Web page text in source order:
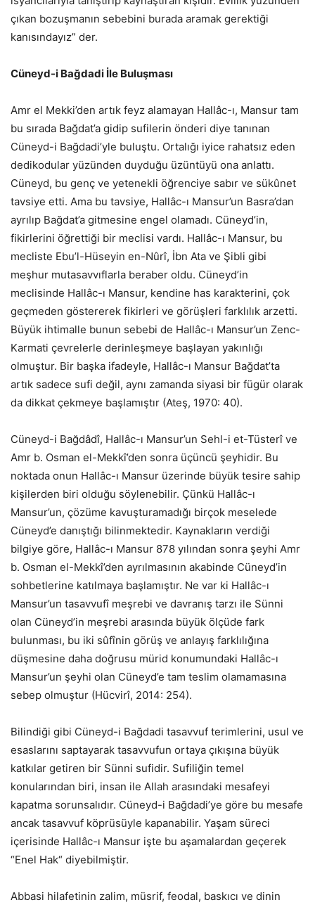
çıkan bozuşmanın sebebini burada aramak gerektiği
kanısındayız” der.
Cüneyd-i Bağdadi İle Buluşması
Amr el Mekki’den artık feyz alamayan Hallâc-ı, Mansur tam
bu sırada Bağdat’a gidip sufilerin önderi diye tanınan
Cüneyd-i Bağdadi’yle buluştu. Ortalığı iyice rahatsız eden
dedikodular yüzünden duyduğu üzüntüyü ona anlattı.
Cüneyd, bu genç ve yetenekli öğrenciye sabır ve sükûnet
tavsiye etti. Ama bu tavsiye, Hallâc-ı Mansur’un Basra’dan
ayrılıp Bağdat’a gitmesine engel olamadı. Cüneyd’in,
fikirlerini öğrettiği bir meclisi vardı. Hallâc-ı Mansur, bu
mecliste Ebu’l-Hüseyin en-Nûrî, İbn Ata ve Şibli gibi
meşhur mutasavvıflarla beraber oldu. Cüneyd’in
meclisinde Hallâc-ı Mansur, kendine has karakterini, çok
geçmeden göstererek fikirleri ve görüşleri farklılık arzetti.
Büyük ihtimalle bunun sebebi de Hallâc-ı Mansur’un Zenc-
Karmati çevrelerle derinleşmeye başlayan yakınlığı
olmuştur. Bir başka ifadeyle, Hallâc-ı Mansur Bağdat’ta
artık sadece sufi değil, aynı zamanda siyasi bir fügür olarak
da dikkat çekmeye başlamıştır (Ateş, 1970: 40).
Cüneyd-i Bağdâdî, Hallâc-ı Mansur’un Sehl-i et-Tüsterî ve
Amr b. Osman el-Mekkî’den sonra üçüncü şeyhidir. Bu
noktada onun Hallâc-ı Mansur üzerinde büyük tesire sahip
kişilerden biri olduğu söylenebilir. Çünkü Hallâc-ı
Mansur’un, çözüme kavuşturamadığı birçok meselede
Cüneyd’e danıştığı bilinmektedir. Kaynakların verdiği
bilgiye göre, Hallâc-ı Mansur 878 yılından sonra şeyhi Amr
b. Osman el-Mekkî’den ayrılmasının akabinde Cüneyd’in
sohbetlerine katılmaya başlamıştır. Ne var ki Hallâc-ı
Mansur’un tasavvufî meşrebi ve davranış tarzı ile Sünni
olan Cüneyd’in meşrebi arasında büyük ölçüde fark
bulunması, bu iki sûfînin görüş ve anlayış farklılığına
düşmesine daha doğrusu mürid konumundaki Hallâc-ı
Mansur’un şeyhi olan Cüneyd’e tam teslim olamamasına
sebep olmuştur (Hücvirî, 2014: 254).
Bilindiği gibi Cüneyd-i Bağdadi tasavvuf terimlerini, usul ve
esaslarını saptayarak tasavvufun ortaya çıkışına büyük
katkılar getiren bir Sünni sufidir. Sufiliğin temel
konularından biri, insan ile Allah arasındaki mesafeyi
kapatma sorunsalıdır. Cüneyd-i Bağdadi’ye göre bu mesafe
ancak tasavvuf köprüsüyle kapanabilir. Yaşam süreci
içerisinde Hallâc-ı Mansur işte bu aşamalardan geçerek
“Enel Hak“ diyebilmiştir.
Abbasi hilafetinin zalim, müsrif, feodal, baskıcı ve dinin